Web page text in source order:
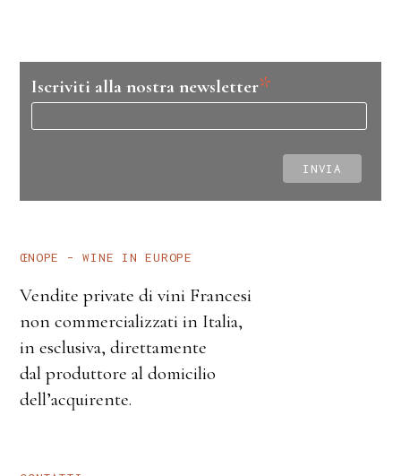
Iscriviti alla nostra newsletter*
ŒNOPE – WINE IN EUROPE
Vendite private di vini Francesi
non commercializzati in Italia,
in esclusiva, direttamente
dal produttore al domicilio
dell’acquirente.